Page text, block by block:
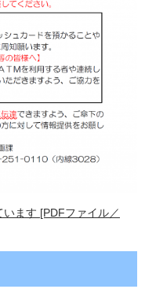
ます [PDFファイル／